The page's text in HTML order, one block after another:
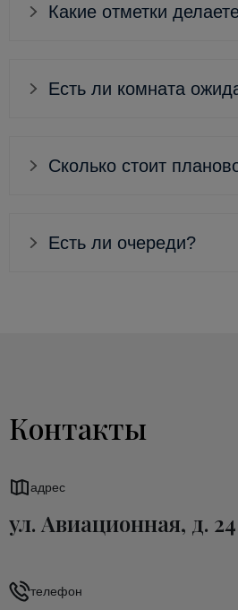
Какие отметки
Есть ли комната
Сколько стоит
Есть ли очереди?
Контакты
адрес
ул. Авиационная, д. 24
телефон